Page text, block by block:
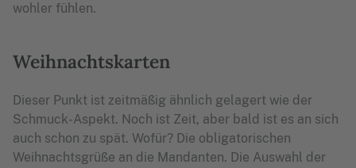
wohler fühlen.
Weihnachtskarten
Dieser Punkt ist zeitmäßig ähnlich gelagert wie der
Schmuck-Aspekt. Noch ist Zeit, aber bald ist es an sich
auch schon zu spät. Wofür? Die obligatorischen
Weihnachtsgrüße an die Mandanten. Die Auswahl der